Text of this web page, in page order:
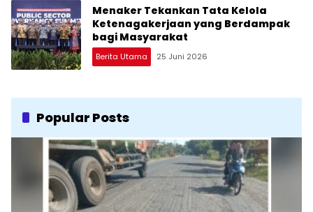
Menaker Tekankan Tata Kelola
Ketenagakerjaan yang Berdampak
bagi Masyarakat
Berita Utama 25 Juni 2026
Popular Posts